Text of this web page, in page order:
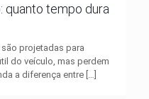
quanto tempo dura
projetadas para
do veículo, mas perdem
a diferença entre […]